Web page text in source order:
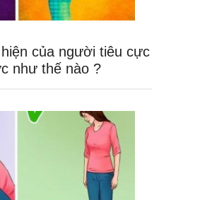
của người tiêu cực
như thế nào ?